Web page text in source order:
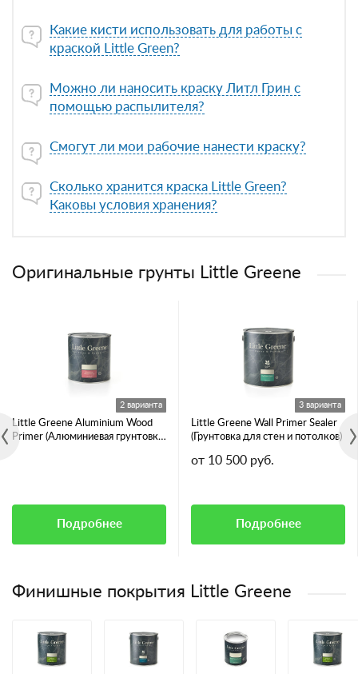
Какие кисти использовать для работы с
краской Little Green?
Можно ли наносить краску Литл Грин с
помощью распылителя?
Смогут ли мои рабочие нанести краску?
Сколько хранится краска Little Green?
Каковы условия хранения?
Оригинальные грунты Little Greene
2 варианта
Little Greene Aluminium Wood
Primer (Алюминиевая грунтовка
Подробнее
3 варианта
Little Greene Wall Primer Sealer
(Грунтовка для стен и потолков)
от 10 500 руб.
Подробнее
Финишные покрытия Little Greene